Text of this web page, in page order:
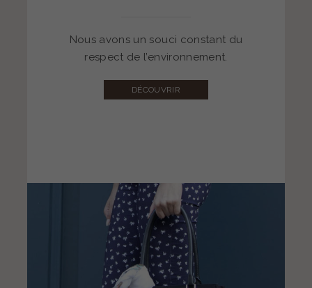
Nous avons un souci constant du
respect de l’environnement.
DÉCOUVRIR